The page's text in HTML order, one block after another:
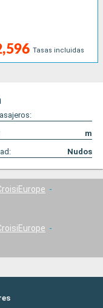
Tasas incluidas
m
Nudos